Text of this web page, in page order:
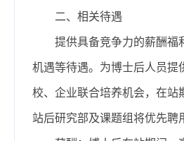
二、相关待遇
提供具备竞争力的薪酬福
机遇等待遇。为博士后人员提
校、企业联合培养机会，在站
站后研究部及课题组将优先聘